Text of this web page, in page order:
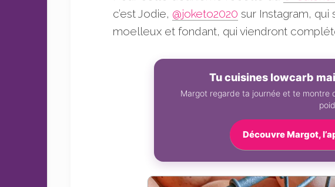
sans
sucre
c’est Jodie, @joketo2020 sur Instagram,
moelleux et fondant, qui viendront
Tu cuisines lowcarb
Margot regarde ta journée et te montre
Découvre Margot,